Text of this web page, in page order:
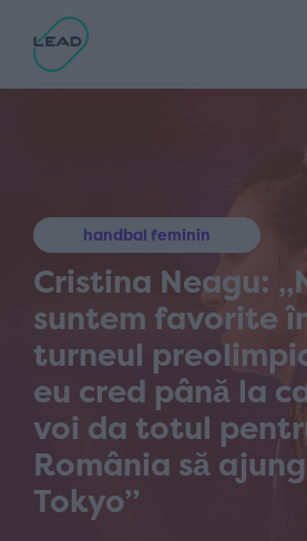
handbal feminin
Cristina Neagu:
suntem favorite
turneul
eu cred până la
voi da totul
România să
Tokyo”